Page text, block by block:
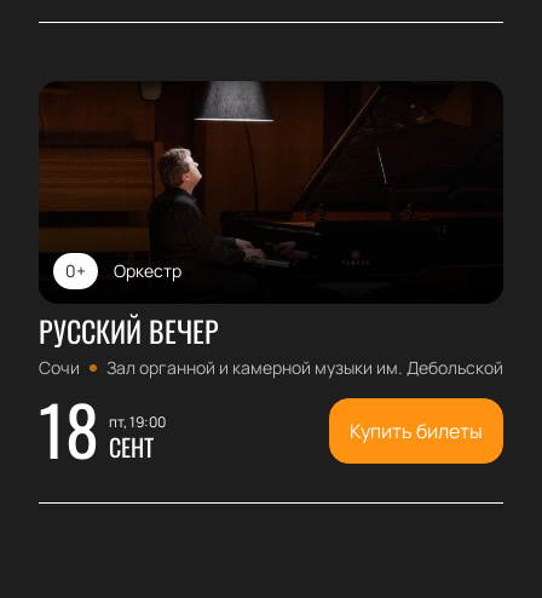
Оркестр
0+
РУССКИЙ ВЕЧЕР
Сочи Зал органной и камерной музыки им. Дебольской
18 пт, 19:00
СЕНТ Купить билеты